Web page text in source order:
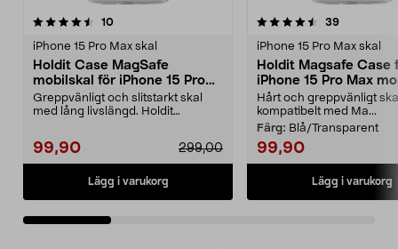
10recensioner
iPhone 15 Pro Max skal
Holdit Case MagSafe
mobilskal för iPhone 15 Pro
Max
Greppvänligt och slitstarkt skal
med lång livslängd. Holdit
99,90 299,00
Lägg i varukorg
4.5 av 5 stjärnor 39recensioner
iPhone 15 Pro Max skal
Holdit Magsafe Case
iPhone 15 Pro Max
Hårt och greppvänligt
kompatibelt med Ma...
Färg: Blå/Transparent
99,90
Lägg i varukorg
4.5 av 5 stjärnor